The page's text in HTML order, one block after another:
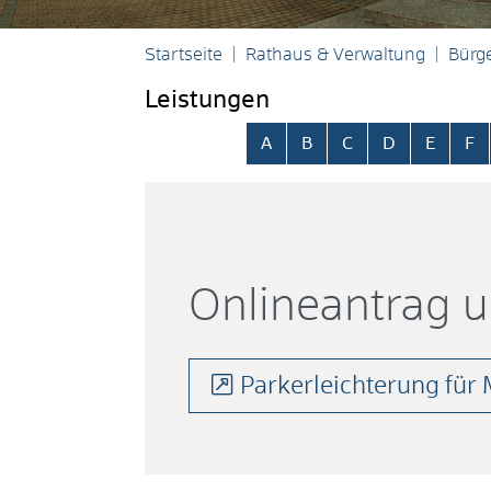
Startseite Rathaus & Verwaltung
Leistungen
Alphabetisches Register
A B C D E F
Onlineantrag
Parkerleichterung für